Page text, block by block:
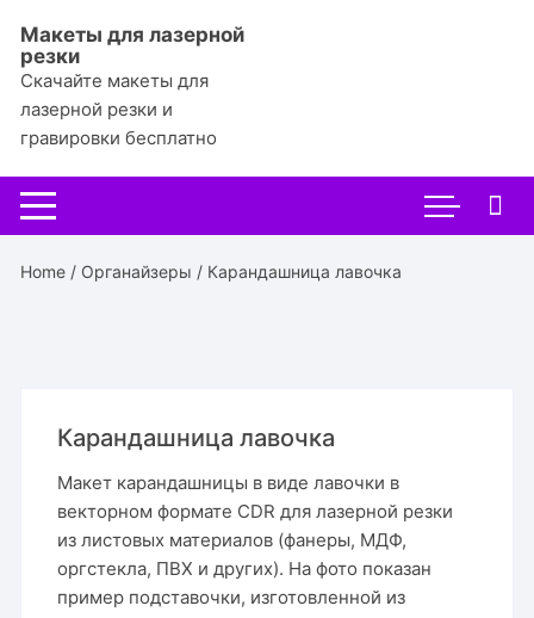
содержимому
Макеты для лазерной
резки
Скачайте макеты для
лазерной резки и
гравировки бесплатно
Home / Органайзеры / Карандашница лавочка
Карандашница лавочка
Макет карандашницы в виде лавочки в
векторном формате CDR для лазерной резки
из листовых материалов (фанеры, МДФ,
оргстекла, ПВХ и других). На фото показан
пример подставочки, изготовленной из